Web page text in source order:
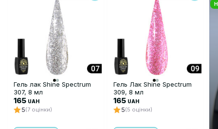
Гель лак Shine Spectrum
307, 8 мл
165 UAH
5(7 оцінки)
Гель Лак Shine Spectrum
309, 8 мл
165 UAH
5(5 оцінки)